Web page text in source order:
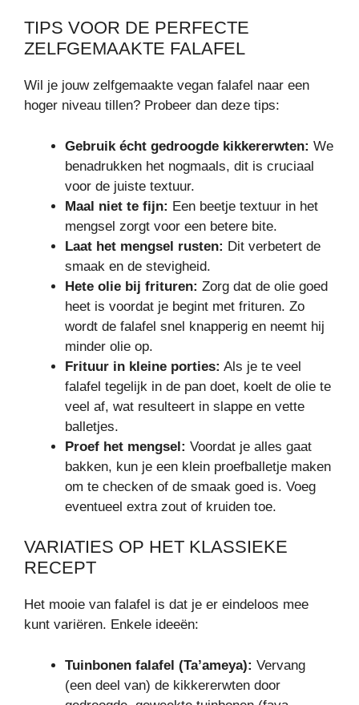
TIPS VOOR DE PERFECTE
ZELFGEMAAKTE FALAFEL
Wil je jouw zelfgemaakte vegan falafel naar een
hoger niveau tillen? Probeer dan deze tips:
Gebruik écht gedroogde kikkererwten: We
benadrukken het nogmaals, dit is cruciaal
voor de juiste textuur.
Maal niet te fijn: Een beetje textuur in het
mengsel zorgt voor een betere bite.
Laat het mengsel rusten: Dit verbetert de
smaak en de stevigheid.
Hete olie bij frituren: Zorg dat de olie goed
heet is voordat je begint met frituren. Zo
wordt de falafel snel knapperig en neemt hij
minder olie op.
Frituur in kleine porties: Als je te veel
falafel tegelijk in de pan doet, koelt de olie te
veel af, wat resulteert in slappe en vette
balletjes.
Proef het mengsel: Voordat je alles gaat
bakken, kun je een klein proefballetje maken
om te checken of de smaak goed is. Voeg
eventueel extra zout of kruiden toe.
VARIATIES OP HET KLASSIEKE
RECEPT
Het mooie van falafel is dat je er eindeloos mee
kunt variëren. Enkele ideeën:
Tuinbonen falafel (Ta’ameya): Vervang
(een deel van) de kikkererwten door